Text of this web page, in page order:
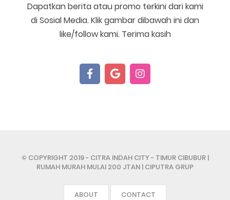
Dapatkan berita atau promo terkini dari kami
di Sosial Media. Klik gambar dibawah ini dan
like/follow kami. Terima kasih
© COPYRIGHT 2019- CITRA INDAH CITY - TIMUR CIBUBUR |
RUMAH MURAH MULAI 200 JTAN | CIPUTRA GRUP
ABOUT CONTACT